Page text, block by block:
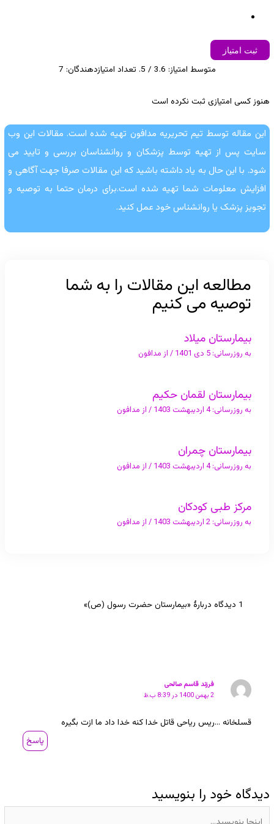
ثبت امتیاز
متوسط امتیاز: 3.6 / 5. تعداد امتیازدهندگان: 7
هنوز کسی امتیازی ثبت نکرده است
این مقاله توسط تیم تحریریه مدافون تهیه شده است. مقالات این وب
سایت پس از تهیه توسط پزشکان و روانشناسان بررسی و تایید می
شود. با این حال به یاد داشته باشید که این مقالات صرفا جهت آگاهی و
افزایش معلومات شما تهیه شده است.برای درمان حتما به توصیه و
تجویز پزشک یا روانشناس خود عمل کنید.
مطالعه این مقالات را به شما
توصیه می کنیم
بیمارستان میلاد
به روزرسانی: 5 دی 1401 / از مدافون
بیمارستان لقمان حکیم
به روزرسانی:4 اردیبهشت 1403 / از مدافون
بیمارستان چمران
به روزرسانی:4 اردیبهشت 1403 / از مدافون
مرکز طبی کودکان
به روزرسانی: 2 اردیبهشت 1403 / از مدافون
1 دیدگاه دربارهٔ «بیمارستان حضرت رسول (ص)»
فرزند قاسم صالحی
2 بهمن 1400 در 8:39 ب.ظ
قسلخانه …ریس ریاحی قاتل خدا کنه خدا داد ما ازت بگیره
پاسخ
دیدگاه‌ خود را بنویسید